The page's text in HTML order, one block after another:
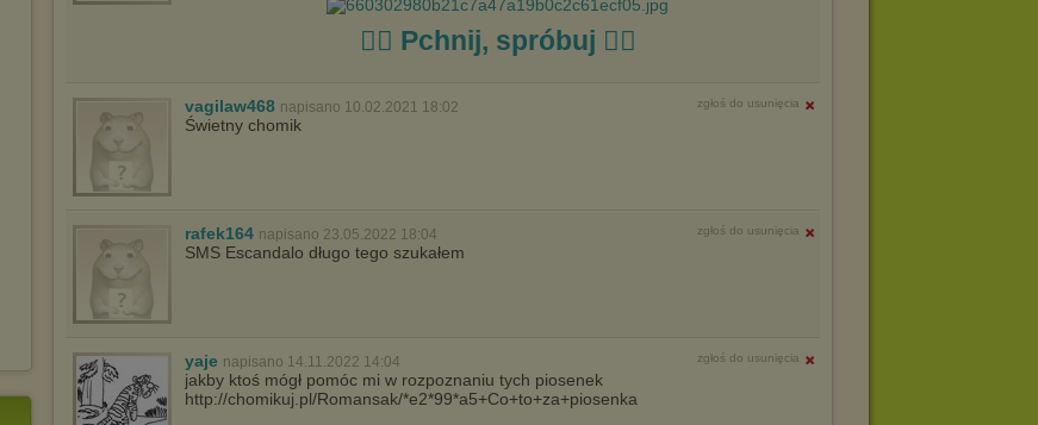
☝🏼 Pchnij, spróbuj ☝🏼
vagilaw468 napisano 10.02.2021 18:02 zgłoś do usunięcia
Świetny chomik
rafek164 napisano 23.05.2022 18:04 zgłoś do usunięcia
SMS Escandalo długo tego szukałem
yaje napisano 14.11.2022 14:04 zgłoś do usunięcia
jakby ktoś mógł pomóc mi w rozpoznaniu tych piosenek
http://chomikuj.pl/Romansak/*e2*99*a5+Co+to+za+piosenka